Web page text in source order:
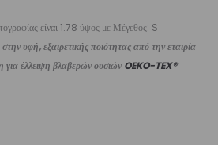
είναι 1.78 ύψος με Μέγεθος: S
υφή, εξαιρετικής ποιότητας από την εταιρία
για έλλειψη βλαβερών ουσιών OEKO-TEX®